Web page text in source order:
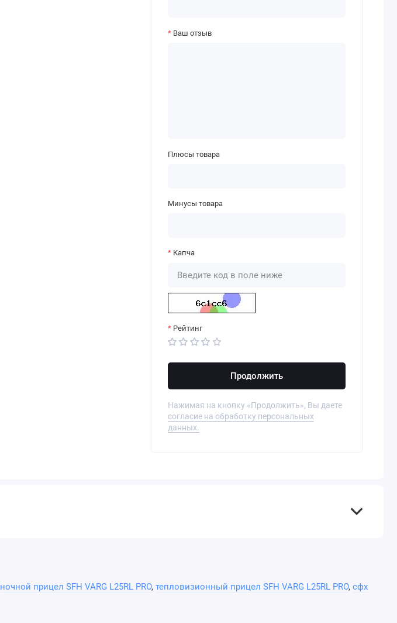
Ваш отзыв
Плюсы товара
Минусы товара
Капча
Рейтинг
Продолжить
Нажимая на кнопку «Продолжить», Вы даете
согласие на обработку персональных
данных.
ночной прицел SFH VARG L25RL PRO, тепловизионный прицел SFH VARG L25RL PRO, сфх